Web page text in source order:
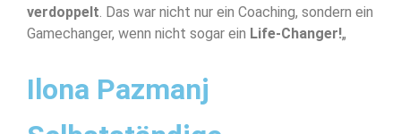
verdoppelt. Das war nicht nur ein Coaching, sondern ein
Gamechanger, wenn nicht sogar ein Life-Changer!„
Ilona Pazmanj